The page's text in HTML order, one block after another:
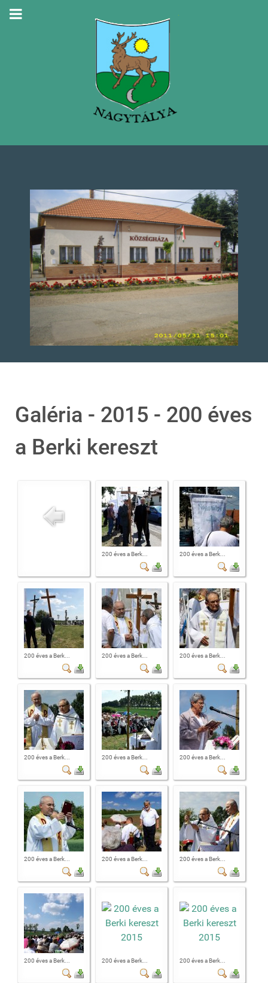
Galéria - 2015 - 200 éves
a Berki kereszt
200 éves a Berk... 200 éves a Berk...
200 éves a Berk... 200 éves a Berk... 200 éves a Berk...
200 éves a Berk... 200 éves a Berk... 200 éves a Berk...
200 éves a Berk... 200 éves a Berk... 200 éves a Berk...
200 éves a Berk... 200 éves a Berk... 200 éves a Berk...